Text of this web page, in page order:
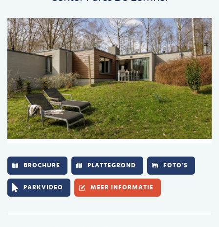
Vlaams
Afbeelding
BROCHURE PLATTEGROND FOTO'S
PARKVIDEO MEER INFORMATIE